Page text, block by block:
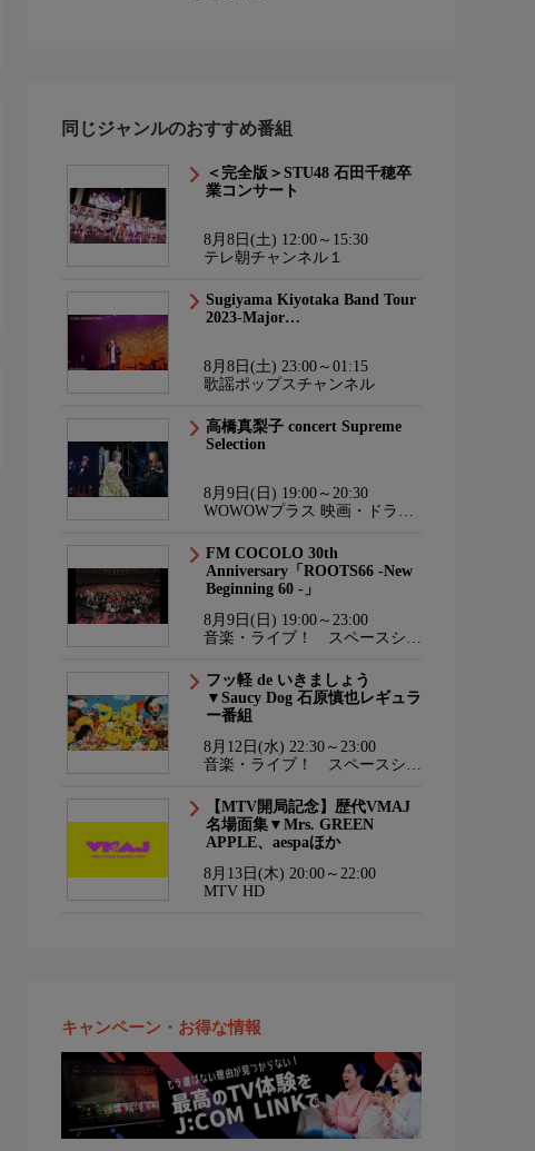
同じジャンルのおすすめ番組
＜完全版＞STU48 石田千穂卒
業コンサート
8月8日(土) 12:00～15:30
テレ朝チャンネル１
Sugiyama Kiyotaka Band Tour
2023-Major…
8月8日(土) 23:00～01:15
歌謡ポップスチャンネル
高橋真梨子 concert Supreme
Selection
8月9日(日) 19:00～20:30
WOWOWプラス 映画・ドラ
FM COCOLO 30th
Anniversary「ROOTS66 -New
Beginning 60 -」
8月9日(日) 19:00～23:00
音楽・ライブ！ スペースシャ
フッ軽 de いきましょう
▼Saucy Dog 石原慎也レギュラ
ー番組
8月12日(水) 22:30～23:00
音楽・ライブ！ スペースシャ
【MTV開局記念】歴代VMAJ
名場面集▼Mrs. GREEN
APPLE、aespaほか
8月13日(木) 20:00～22:00
MTV HD
キャンペーン・お得な情報